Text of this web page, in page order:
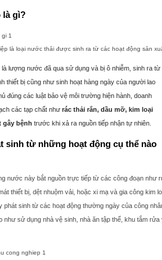
là gì?
là loại nước thải được sinh ra từ các hoạt động sản
là lượng nước đã qua sử dụng và bị ô nhiễm, sinh ra từ
thiết bị cũng như sinh hoạt hàng ngày của người lao
đúng các luật bảo vệ môi trường hiện hành, doanh
các tạp chất như rác thải rắn, dầu mỡ, kim loại
gây bệnh trước khi xả ra nguồn tiếp nhận tự nhiên.
sinh từ những hoạt động cụ thể nào
nước này bắt nguồn trực tiếp từ các công đoạn như
thiết bị, dệt nhuộm vải, hoặc xi mạ và gia công kim
phát sinh từ các hoạt động thường ngày của công
như sử dụng nhà vệ sinh, nhà ăn tập thể, khu tắm rửa